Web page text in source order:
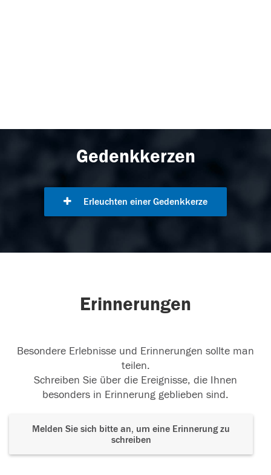
Gedenkkerzen
Erleuchten einer Gedenkkerze
Erinnerungen
Besondere Erlebnisse und Erinnerungen sollte man
teilen.
Schreiben Sie über die Ereignisse, die Ihnen
besonders in Erinnerung geblieben sind.
Melden Sie sich bitte an, um eine Erinnerung zu
schreiben